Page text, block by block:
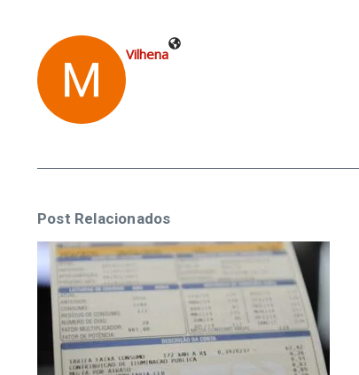
Vilhena
Post Relacionados